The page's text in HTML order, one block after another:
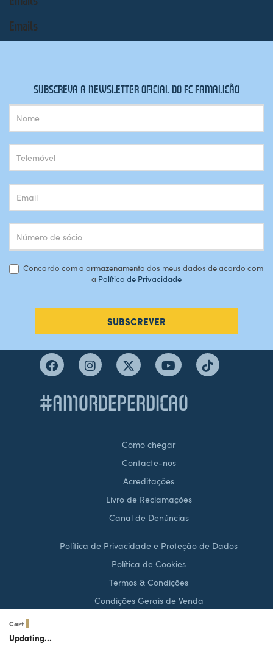
Emails
SUBSCREVA A NEWSLETTER OFICIAL DO FC FAMALICÃO
Subscrição
Newsletter
Concordo com o armazenamento dos meus dados de acordo com
a Política de Privacidade
SUBSCREVER
#AMORDEPERDICAO
Como chegar
Contacte-nos
Acreditações
Livro de Reclamações
Canal de Denúncias
Política de Privacidade e Proteção de Dados
Política de Cookies
Termos & Condições
Condições Gerais de Venda
Cart
Updating…